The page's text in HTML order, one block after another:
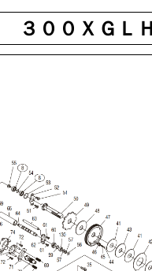
３００ＸＧＬ